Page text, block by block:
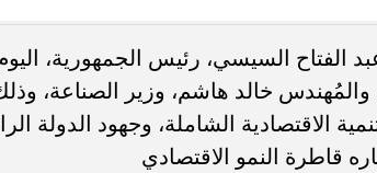
الفتاح السيسي، رئيس الجمهورية،
خالد هاشم، وزير الصناعة،
الاقتصادية الشاملة، وجهود الدولة
قاطرة النمو الاقتصادي